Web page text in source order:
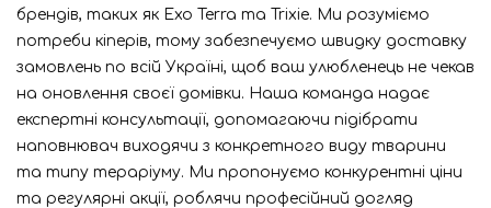
брендів, таких як Exo Terra та Trixie. Ми розуміємо
потреби кіперів, тому забезпечуємо швидку доставку
замовлень по всій Україні, щоб ваш улюбленець не чекав
на оновлення своєї домівки. Наша команда надає
експертні консультації, допомагаючи підібрати
наповнювач виходячи з конкретного виду тварини
та типу тераріуму. Ми пропонуємо конкурентні ціни
та регулярні акції, роблячи професійний догляд